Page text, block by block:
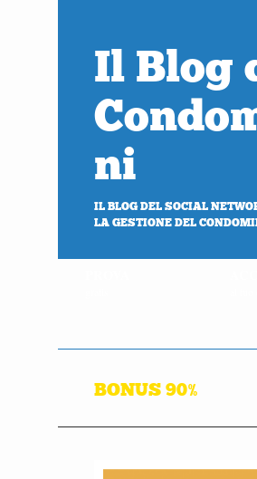
Il Blog
ni
IL BLOG DEL SOCIAL
LA GESTIONE DEL
BONUS 90%